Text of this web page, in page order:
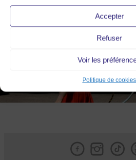
Accepter
Refuser
Voir les
Politique de cookies
IMG_4762